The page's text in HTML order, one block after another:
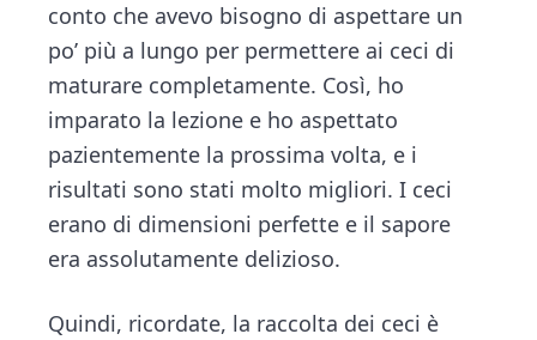
conto che avevo bisogno di aspettare un
po’ più a lungo per permettere ai ceci di
maturare completamente. Così, ho
imparato la lezione e ho aspettato
pazientemente la prossima volta, e i
risultati sono stati molto migliori. I ceci
erano di dimensioni perfette e il sapore
era assolutamente delizioso.
Quindi, ricordate, la raccolta dei ceci è